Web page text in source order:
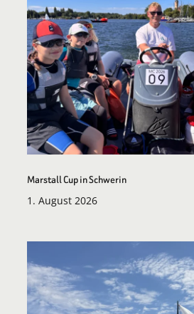
Marstall Cup in Schwerin
1. August 2026